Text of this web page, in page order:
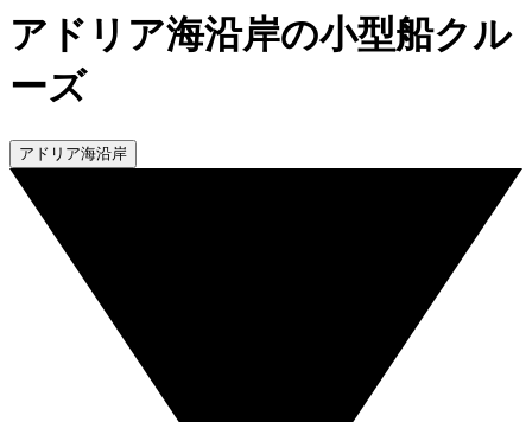
アドリア海沿岸の小型船クル
ーズ
アドリア海沿岸